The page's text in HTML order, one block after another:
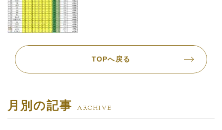
TOPへ戻る
月別の記事 ARCHIVE